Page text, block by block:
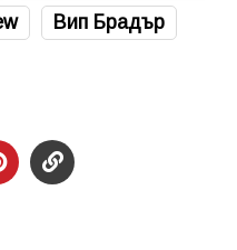
Вип Брадър